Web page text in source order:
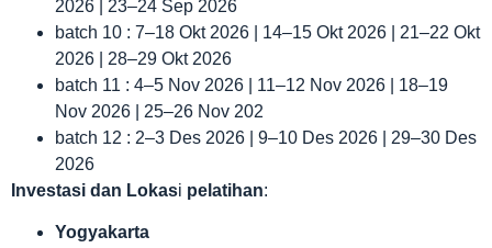
2026 | 23–24 Sep 2026
batch 10 : 7–18 Okt 2026 | 14–15 Okt 2026 | 21–22 Okt
2026 | 28–29 Okt 2026
batch 11 : 4–5 Nov 2026 | 11–12 Nov 2026 | 18–19
Nov 2026 | 25–26 Nov 202
batch 12 : 2–3 Des 2026 | 9–10 Des 2026 | 29–30 Des
2026
Investasi dan Lokasi pelatihan:
Yogyakarta